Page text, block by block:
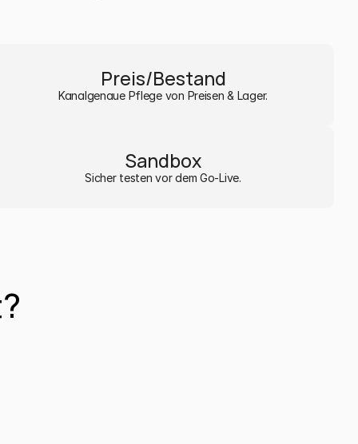
Preis/Bestand
Kanalgenaue Pflege von Preisen & Lager.
Sandbox
Sicher testen vor dem Go-Live.